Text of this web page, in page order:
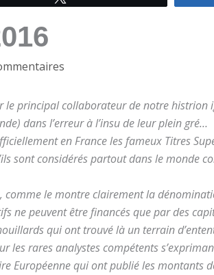
le principal collaborateur de notre
dans l’erreur à l’insu de leur plein gré…
en France les fameux Titres
sont considérés partout dans le monde
le montre clairement la
ne peuvent être financés que par des
qui ont trouvé là un terrain
rares analystes compétents
Européenne qui ont publié les